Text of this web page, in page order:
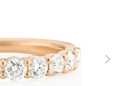
すべてのジュエリー